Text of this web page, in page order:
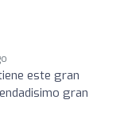
este gran
gran